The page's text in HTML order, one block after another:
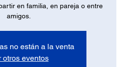
en familia, en pareja o entre
amigos.
no están a la venta
otros eventos